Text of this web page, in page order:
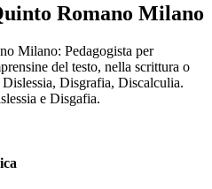
Romano Milano
Milano: Pedagogista per
del testo, nella scrittura o
Disgrafia, Discalculia.
e Disgafia.